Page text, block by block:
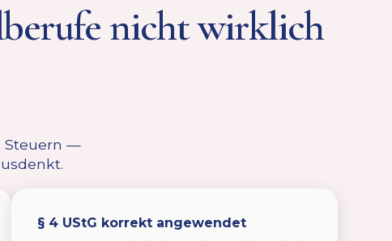
nicht wirklich
Steuern —
§ 4 UStG korrekt angewendet